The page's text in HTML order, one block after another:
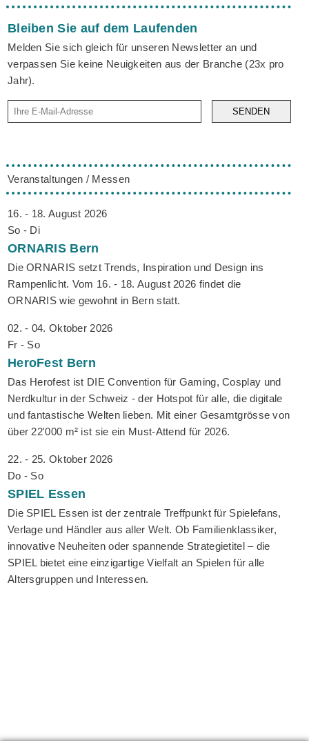
Bleiben Sie auf dem Laufenden
Melden Sie sich gleich für unseren Newsletter an und
verpassen Sie keine Neuigkeiten aus der Branche (23x pro
Jahr).
SENDEN
Veranstaltungen / Messen
16. - 18. August 2026
So - Di
ORNARIS Bern
Die ORNARIS setzt Trends, Inspiration und Design ins
Rampenlicht. Vom 16. - 18. August 2026 findet die
ORNARIS wie gewohnt in Bern statt.
02. - 04. Oktober 2026
Fr - So
HeroFest Bern
Das Herofest ist DIE Convention für Gaming, Cosplay und
Nerdkultur in der Schweiz - der Hotspot für alle, die digitale
und fantastische Welten lieben. Mit einer Gesamtgrösse von
über 22'000 m² ist sie ein Must-Attend für 2026.
22. - 25. Oktober 2026
Do - So
SPIEL Essen
Die SPIEL Essen ist der zentrale Treffpunkt für Spielefans,
Verlage und Händler aus aller Welt. Ob Familienklassiker,
innovative Neuheiten oder spannende Strategietitel – die
SPIEL bietet eine einzigartige Vielfalt an Spielen für alle
Altersgruppen und Interessen.